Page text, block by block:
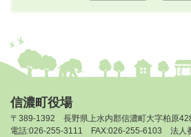
信濃町役場
〒389-1392 長野県上水内郡信濃町大字柏原
電話:026-255-3111 FAX:026-255-6103 法人